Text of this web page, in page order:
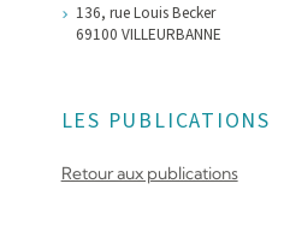
136, rue Louis Becker
69100 VILLEURBANNE
LES PUBLICATIONS
Retour aux publications